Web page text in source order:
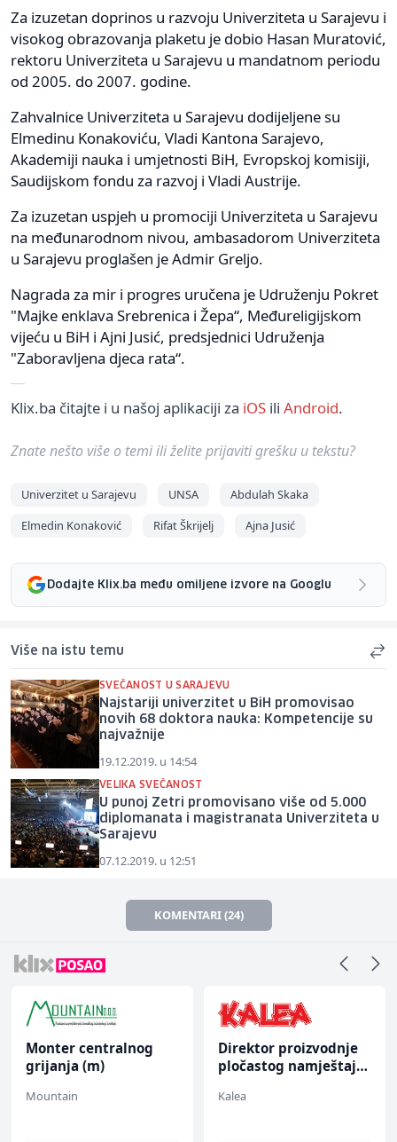
Za izuzetan doprinos u razvoju Univerziteta u Sarajevu i
visokog obrazovanja plaketu je dobio Hasan Muratović,
rektoru Univerziteta u Sarajevu u mandatnom periodu
od 2005. do 2007. godine.
Zahvalnice Univerziteta u Sarajevu dodijeljene su
Elmedinu Konakoviću, Vladi Kantona Sarajevo,
Akademiji nauka i umjetnosti BiH, Evropskoj komisiji,
Saudijskom fondu za razvoj i Vladi Austrije.
Za izuzetan uspjeh u promociji Univerziteta u Sarajevu
na međunarodnom nivou, ambasadorom Univerziteta
u Sarajevu proglašen je Admir Greljo.
Nagrada za mir i progres uručena je Udruženju Pokret
"Majke enklava Srebrenica i Žepa“, Međureligijskom
vijeću u BiH i Ajni Jusić, predsjednici Udruženja
"Zaboravljena djeca rata“.
Klix.ba čitajte i u našoj aplikaciji za iOS ili Android.
Znate nešto više o temi ili želite prijaviti grešku u tekstu?
Univerzitet u Sarajevu UNSA
Abdulah Skaka
Elmedin Konaković
Rifat Škrijelj Ajna Jusić
Dodajte Klix.ba među omiljene izvore na Googlu
Više na istu temu
SVEČANOST U SARAJEVU
Najstariji univerzitet u BiH promovisao
novih 68 doktora nauka: Kompetencije su
najvažnije
19.12.2019. u 14:54
VELIKA SVEČANOST
U punoj Zetri promovisano više od 5.000
diplomanata i magistranata Univerziteta u
Sarajevu
07.12.2019. u 12:51
KOMENTARI (24)
Monter centralnog
grijanja (m)
Mountain
Direktor proizvodnje
pločastog namještaja
Kalea